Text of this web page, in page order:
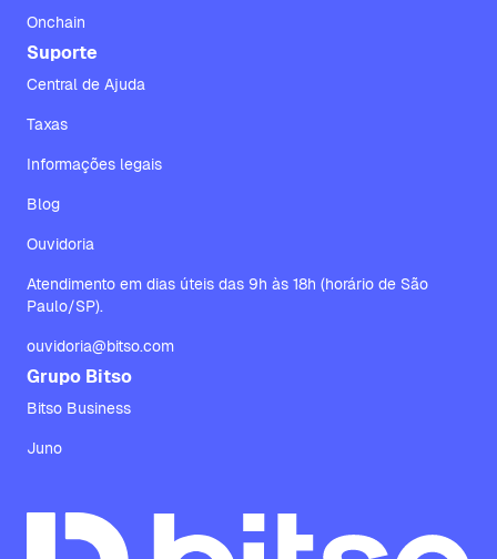
Onchain
Suporte
Central de Ajuda
Taxas
Informações legais
Blog
Ouvidoria
Atendimento em dias úteis das 9h às 18h (horário de São
Paulo/SP).
ouvidoria@bitso.com
Grupo Bitso
Bitso Business
Juno